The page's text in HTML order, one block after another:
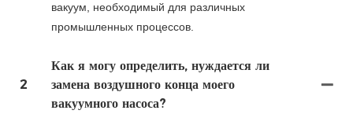
вакуум, необходимый для различных
промышленных процессов.
2
Как я могу определить, нуждается ли
замена воздушного конца моего
вакуумного насоса?